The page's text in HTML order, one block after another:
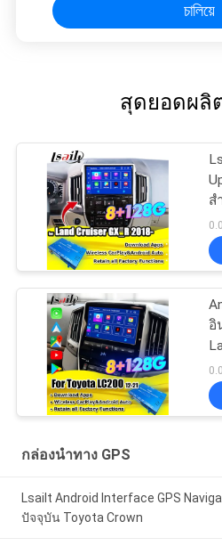
চালিয়ে
สุดยอดผ
ส
ก
อิ
พ
กล่องนำทาง GPS
Lsailt Android Interface GPS
ปัจจุบัน Toyota Crown